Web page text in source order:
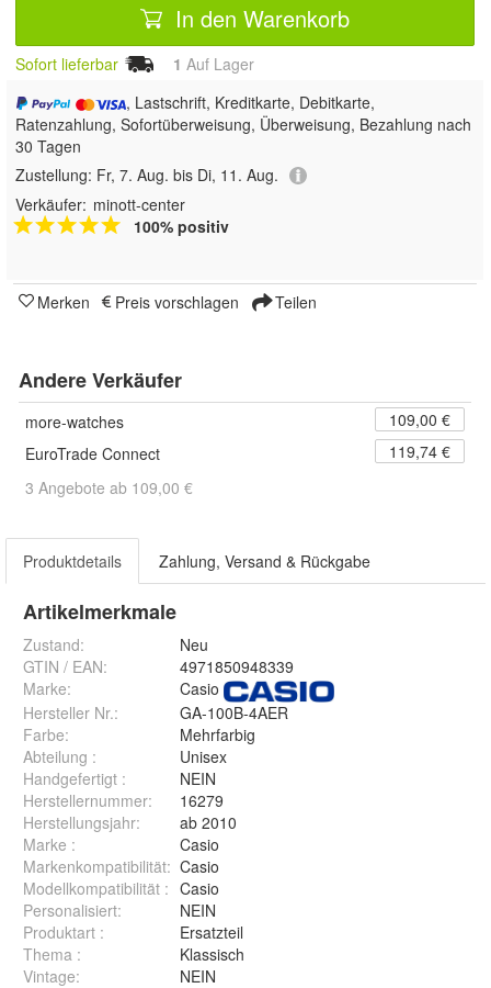
In den Warenkorb
Sofort lieferbar 1 Auf Lager
, Lastschrift, Kreditkarte, Debitkarte,
Ratenzahlung, Sofortüberweisung, Überweisung, Bezahlung nach
30 Tagen
Zustellung: Fr, 7. Aug. bis Di, 11. Aug.
Verkäufer: minott-center
100% positiv
Merken Preis vorschlagen Teilen
Andere Verkäufer
more-watches
109,00 €
EuroTrade Connect
119,74 €
3 Angebote ab 109,00 €
Produktdetails Zahlung, Versand & Rückgabe
Artikelmerkmale
Zustand:
Neu
GTIN / EAN:
4971850948339
Marke:
Casio
Hersteller Nr.:
GA-100B-4AER
Farbe:
Mehrfarbig
Abteilung :
Unisex
Handgefertigt :
NEIN
Herstellernummer:
16279
Herstellungsjahr:
ab 2010
Marke :
Casio
Markenkompatibilität: Casio
Modellkompatibilität : Casio
Personalisiert:
NEIN
Produktart :
Ersatzteil
Thema :
Klassisch
Vintage: NEIN